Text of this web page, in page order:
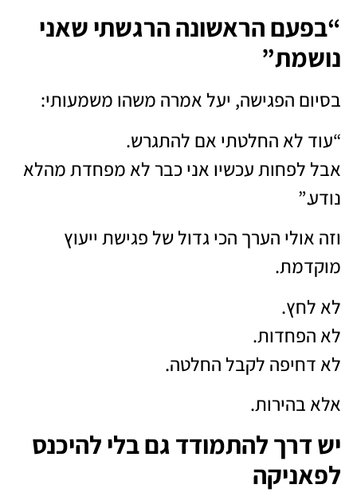
“בפעם הראשונה הרגשתי שאני
נושמת”
בסיום הפגישה, יעל אמרה משהו משמעותי:
“עוד לא החלטתי אם להתגרש.
אבל לפחות עכשיו אני כבר לא מפחדת מהלא
נודע.”
וזה אולי הערך הכי גדול של פגישת ייעוץ
מוקדמת.
לא לחץ.
לא הפחדות.
לא דחיפה לקבל החלטה.
אלא בהירות.
יש דרך להתמודד גם בלי להיכנס
לפאניקה